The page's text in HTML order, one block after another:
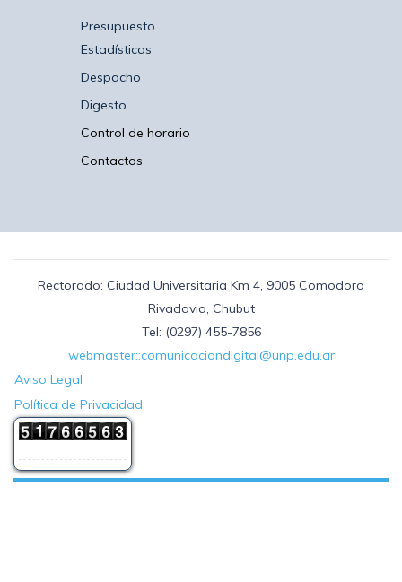
Presupuesto
Estadísticas
Despacho
Digesto
Control de horario
Contactos
Rectorado: Ciudad Universitaria Km 4, 9005 Comodoro
Rivadavia, Chubut
Tel: (0297) 455-7856
webmaster::comunicaciondigital@unp.edu.ar
Aviso Legal
Política de Privacidad